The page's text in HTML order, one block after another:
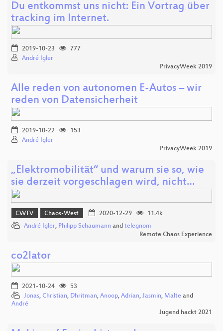
Du entkommst uns nicht: Ein Vortrag über
tracking im Internet.
2019-10-23
777
André Igler
PrivacyWeek 2019
Alle reden von autonomen E-Autos – wir
reden von Datensicherheit
2019-10-22
153
André Igler
PrivacyWeek 2019
„Elektromobilität“ und warum sie so, wie
sie derzeit vorgeschlagen wird, nicht…
CWTV Chaos-West 2020-12-29
11.4k
André Igler, Philipp Schaumann and telegnom
Remote Chaos Experience
co2lator
2021-10-24
53
Jonas, Christian, Dhritman, Anoop, Adrian, Jasmin, Malte and
André
Jugend hackt 2021